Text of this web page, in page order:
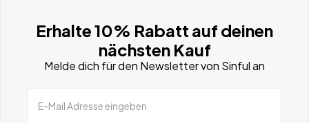
Erhalte 10% Rabatt auf deinen
nächsten Kauf
Melde dich für den Newsletter von Sinful an
E-Mail Adresse eingeben